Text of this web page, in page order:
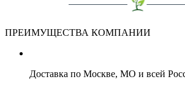
ПРЕИМУЩЕСТВА КОМПАНИИ
Доставка по Москве, МО и всей